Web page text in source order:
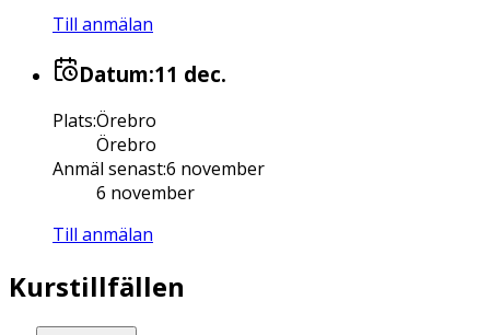
Till anmälan
Datum:11 dec.
Plats:Örebro
Örebro
Anmäl senast:6 november
6 november
Till anmälan
Kurstillfällen